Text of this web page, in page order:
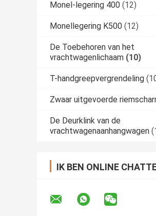
Monel-legering 400 (12)
Monellegering K500 (12)
De Toebehoren van het
vrachtwagenlichaam (10)
T-handgreepvergrendeling
Zwaar uitgevoerde
De Deurklink van de
vrachtwagenaanhangwagen
IK BEN ONLINE